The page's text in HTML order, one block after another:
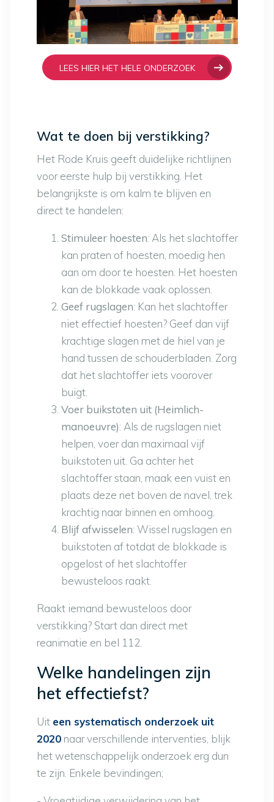
LEES HIER HET HELE ONDERZOEK
Wat te doen bij verstikking?
Het Rode Kruis geeft duidelijke richtlijnen
voor eerste hulp bij verstikking. Het
belangrijkste is om kalm te blijven en
direct te handelen:
Stimuleer hoesten: Als het slachtoffer
kan praten of hoesten, moedig hen
aan om door te hoesten. Het hoesten
kan de blokkade vaak oplossen.
Geef rugslagen: Kan het slachtoffer
niet effectief hoesten? Geef dan vijf
krachtige slagen met de hiel van je
hand tussen de schouderbladen. Zorg
dat het slachtoffer iets voorover
buigt.
Voer buikstoten uit (Heimlich-
manoeuvre): Als de rugslagen niet
helpen, voer dan maximaal vijf
buikstoten uit. Ga achter het
slachtoffer staan, maak een vuist en
plaats deze net boven de navel, trek
krachtig naar binnen en omhoog.
Blijf afwisselen: Wissel rugslagen en
buikstoten af totdat de blokkade is
opgelost of het slachtoffer
bewusteloos raakt.
Raakt iemand bewusteloos door
verstikking? Start dan direct met
reanimatie en bel 112.
Welke handelingen zijn
het effectiefst?
Uit een systematisch onderzoek uit
2020naar verschillende interventies, blijk
het wetenschappelijk onderzoek erg dun
te zijn. Enkele bevindingen;